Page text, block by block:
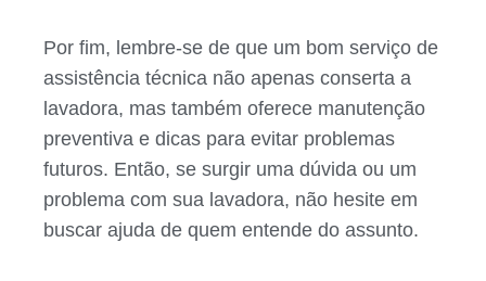
Por fim, lembre-se de que um bom serviço de
assistência técnica não apenas conserta a
lavadora, mas também oferece manutenção
preventiva e dicas para evitar problemas
futuros. Então, se surgir uma dúvida ou um
problema com sua lavadora, não hesite em
buscar ajuda de quem entende do assunto.